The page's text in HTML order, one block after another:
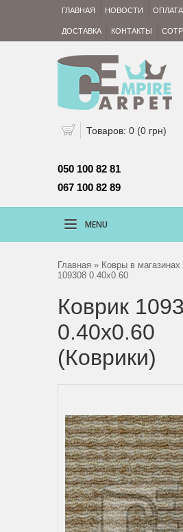
ГЛАВНАЯ НОВОСТИ ОПЛАТА
ДОСТАВКА КОНТАКТЫ
Товаров: 0 (0 грн)
050 100 82 81
067 100 82 89
MENU
Главная » Ковры в магазинах
109308 0.40x0.60
Коврик
0.40x0.60
(Коврики)